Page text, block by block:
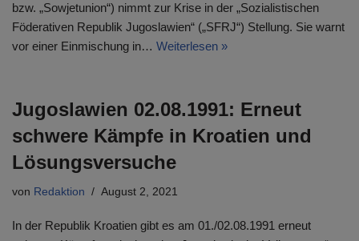
bzw. „Sowjetunion“) nimmt zur Krise in der „Sozialistischen
Föderativen Republik Jugoslawien“ („SFRJ“) Stellung. Sie warnt
vor einer Einmischung in… Weiterlesen »
Jugoslawien 02.08.1991: Erneut
schwere Kämpfe in Kroatien und
Lösungsversuche
von Redaktion August 2, 2021
In der Republik Kroatien gibt es am 01./02.08.1991 erneut